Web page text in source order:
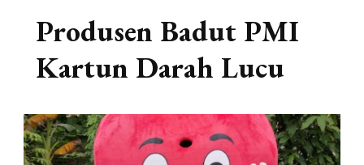
Produsen Badut PMI
Kartun Darah Lucu